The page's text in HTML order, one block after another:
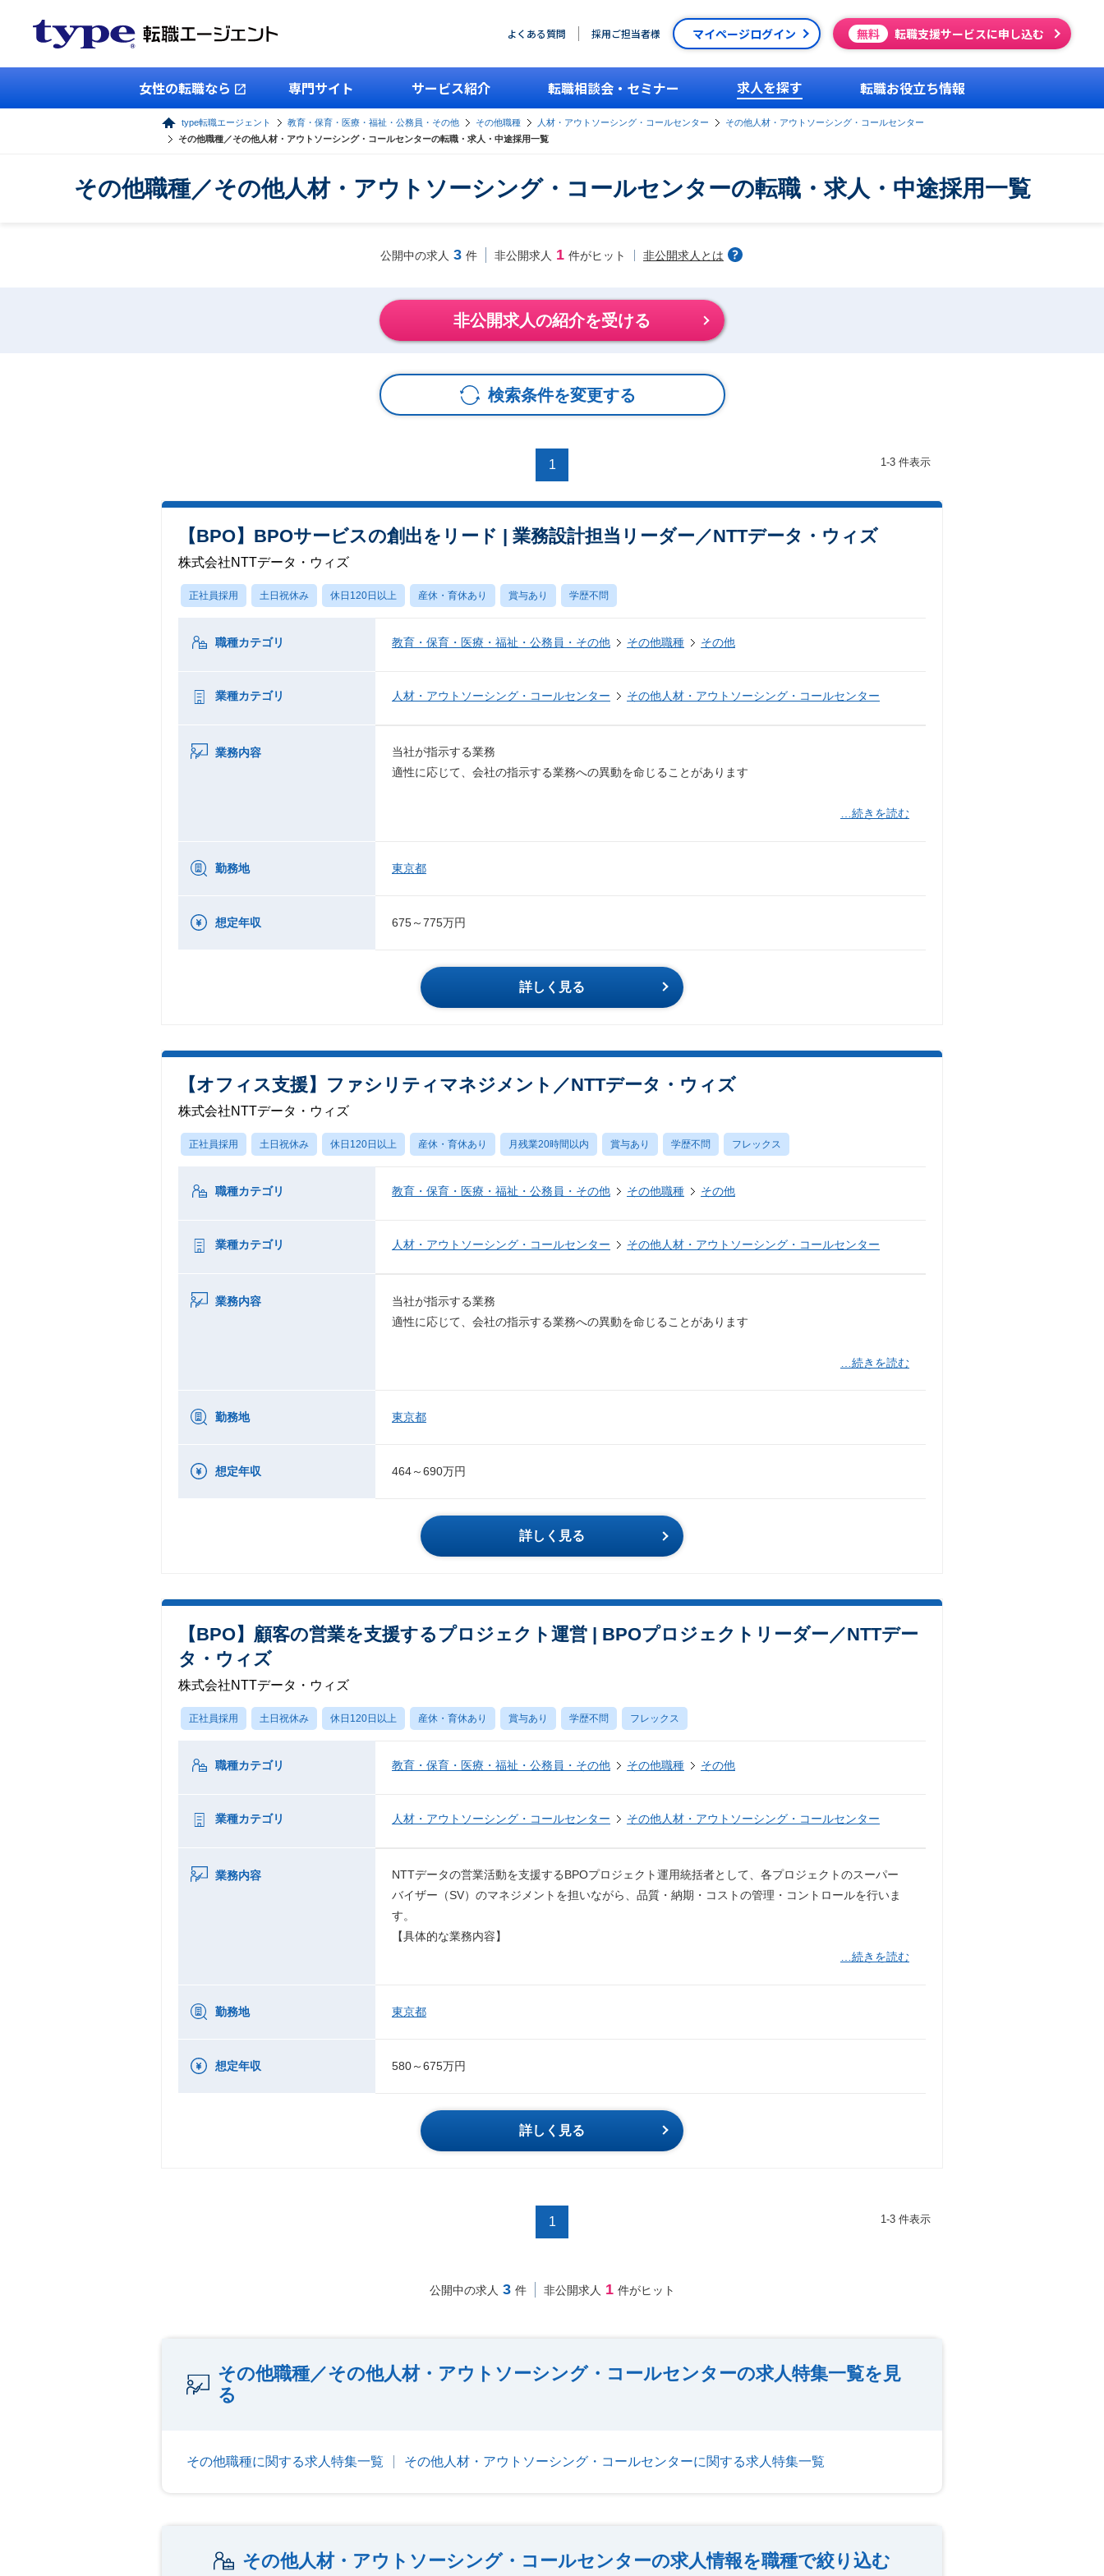
よくある質問 採用ご担当者様 マイページログイン 無料 転職支援サービスに申し込む
女性の転職なら 専門サイト サービス紹介 転職相談会・セミナー 求人を探す 転職お役立ち情報
type転職エージェント 教育・保育・医療・福祉・公務員・その他 その他職種 人材・アウトソーシング・コールセンター
その他人材・アウトソーシング・コールセンター
その他職種／その他人材・アウトソーシング・コールセンターの転職・求人・中途採用一覧
その他職種／その他人材・アウトソーシング・コールセンターの転職・求人・中途採用一覧
公開中の求人 3 件 非公開求人 1 件がヒット 非公開求人とは
非公開求人の紹介を受ける
検索条件を変更する
1 1-3 件表示
【BPO】BPOサービスの創出をリード | 業務設計担当リーダー／NTTデータ・ウィズ
株式会社NTTデータ・ウィズ
正社員採用 土日祝休み 休日120日以上 産休・育休あり 賞与あり 学歴不問
職種カテゴリ 教育・保育・医療・福祉・公務員・その他 その他職種 その他
業種カテゴリ 人材・アウトソーシング・コールセンター その他人材・アウトソーシング・コールセンター
業務内容
当社が指示する業務
適性に応じて、会社の指示する業務への異動を命じることがあります
…続きを読む
勤務地 東京都
想定年収 675～775万円
詳しく見る
【オフィス支援】ファシリティマネジメント／NTTデータ・ウィズ
株式会社NTTデータ・ウィズ
正社員採用 土日祝休み 休日120日以上 産休・育休あり 月残業20時間以内 賞与あり 学歴不問 フレックス
職種カテゴリ 教育・保育・医療・福祉・公務員・その他 その他職種 その他
業種カテゴリ 人材・アウトソーシング・コールセンター その他人材・アウトソーシング・コールセンター
業務内容
当社が指示する業務
適性に応じて、会社の指示する業務への異動を命じることがあります
…続きを読む
勤務地 東京都
想定年収 464～690万円
詳しく見る
【BPO】顧客の営業を支援するプロジェクト運営 | BPOプロジェクトリーダー／NTTデー
タ・ウィズ
株式会社NTTデータ・ウィズ
正社員採用 土日祝休み 休日120日以上 産休・育休あり 賞与あり 学歴不問 フレックス
職種カテゴリ 教育・保育・医療・福祉・公務員・その他 その他職種 その他
業種カテゴリ 人材・アウトソーシング・コールセンター その他人材・アウトソーシング・コールセンター
業務内容
NTTデータの営業活動を支援するBPOプロジェクト運用統括者として、各プロジェクトのスーパー
バイザー（SV）のマネジメントを担いながら、品質・納期・コストの管理・コントロールを行いま
す。
【具体的な業務内容】
…続きを読む
勤務地 東京都
想定年収 580～675万円
詳しく見る
1 1-3 件表示
公開中の求人 3 件 非公開求人 1 件がヒット
その他職種／その他人材・アウトソーシング・コールセンターの求人特集一覧を見
る
その他職種に関する求人特集一覧 その他人材・アウトソーシング・コールセンターに関する求人特集一覧
その他人材・アウトソーシング・コールセンターの求人情報を職種で絞り込む